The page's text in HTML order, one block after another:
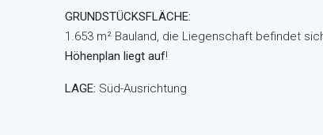
GRUNDSTÜCKSFLÄCHE:
1.653 m² Bauland, die Liegenschaft befindet
Höhenplan liegt auf!
LAGE: Süd-Ausrichtung